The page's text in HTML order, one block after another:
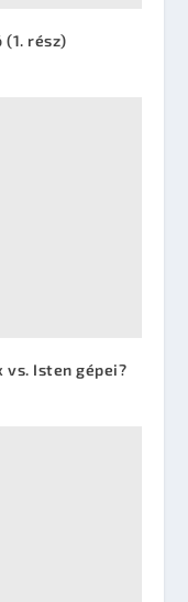
rész)
vs. Isten gépei?